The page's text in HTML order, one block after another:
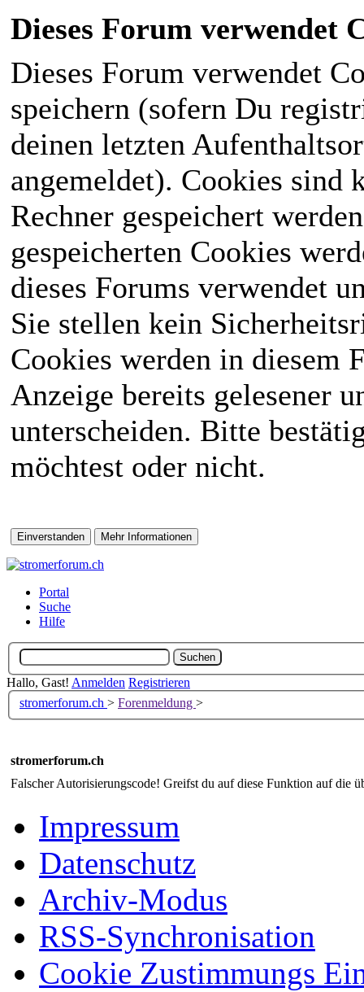
Dieses Forum verwendet
Dieses Forum verwendet
speichern (sofern Du
deinen letzten
angemeldet). Cookies sind
Rechner gespeichert
gespeicherten Cookies
dieses Forums verwendet
Sie stellen kein
Cookies werden in diesem
Anzeige bereits gelesener
unterscheiden. Bitte
möchtest oder nicht.
Portal
Suche
Hilfe
Hallo, Gast! Anmelden Registrieren
stromerforum.ch > Forenmeldung >
stromerforum.ch
Falscher Autorisierungscode! Greifst du auf diese Funktion auf die
Impressum
Datenschutz
Archiv-Modus
RSS-Synchronisation
Cookie Zustimmungs